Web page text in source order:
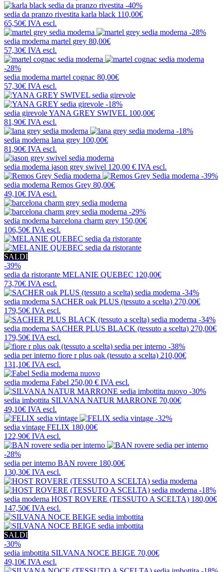
-40%
sedia da pranzo rivestita karla black 110,00€
65,50€ IVA escl.
-28%
sedia moderna martel grey 80,00€
57,30€ IVA escl.
-28%
sedia moderna martel cognac 80,00€
57,30€ IVA escl.
-18%
sedia girevoleYANA GREY SWIVEL 100,00€
81,90€ IVA escl.
-18%
sedia moderna lana grey 100,00€
81,90€ IVA escl.
sedia moderna jason grey swivel 120,00 € IVA escl.
-39%
sedia moderna Remos Grey 80,00€
49,10€ IVA escl.
-29%
sedia moderna barcelona charm grey 150,00€
106,50€ IVA escl.
SALDI
-39%
sedia da ristorante MELANIE QUEBEC 120,00€
73,70€ IVA escl.
-34%
sedia moderna SACHER oak PLUS (tessuto a scelta) 270,00€
179,50€ IVA escl.
-34%
sedia moderna SACHER PLUS BLACK (tessuto a scelta) 270,00€
179,50€ IVA escl.
-38%
sedia per interno fiore r plus oak (tessuto a scelta) 210,00€
131,10€ IVA escl.
nuovo
sedia moderna Fabel 250,00 € IVA escl.
nuovo -30%
sedia imbottita SILVANA NATUR MARRONE 70,00€
49,10€ IVA escl.
-32%
sedia vintage FELIX 180,00€
122,90€ IVA escl.
-28%
sedia per interno BAN rovere 180,00€
130,30€ IVA escl.
-18%
sedia moderna HOST ROVERE (TESSUTO A SCELTA) 180,00€
147,50€ IVA escl.
SALDI
-30%
sedia imbottita SILVANA NOCE BEIGE 70,00€
49,10€ IVA escl.